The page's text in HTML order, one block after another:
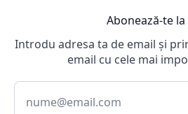
Abonează-te
Introdu adresa ta de email și
email cu cele mai